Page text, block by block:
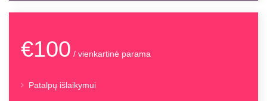
€100 / vienkartinė parama
Patalpų išlaikymui